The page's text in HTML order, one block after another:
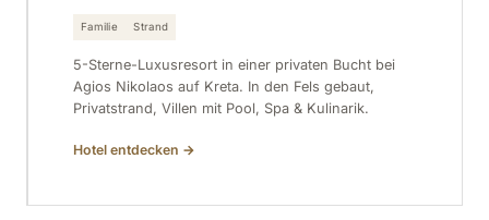
Familie Strand
5-Sterne-Luxusresort in einer privaten Bucht bei
Agios Nikolaos auf Kreta. In den Fels gebaut,
Privatstrand, Villen mit Pool, Spa & Kulinarik.
Hotel entdecken →